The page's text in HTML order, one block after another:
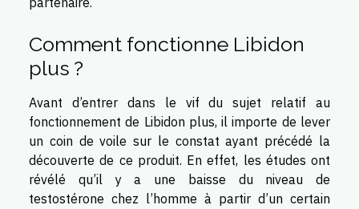
Comment fonctionne Libidon
plus ?
Avant d’entrer dans le vif du sujet relatif au
fonctionnement de Libidon plus, il importe de lever
un coin de voile sur le constat ayant précédé la
découverte de ce produit. En effet, les études ont
révélé qu’il y a une baisse du niveau de
testostérone chez l’homme à partir d’un certain